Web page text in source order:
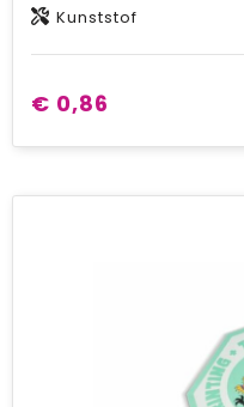
Kunststof
€ 0,86